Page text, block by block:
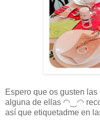
Espero que os gusten
alguna de ellas ◠‿◠
así que etiquetadme en